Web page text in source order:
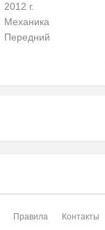
2012 г.
Механика
Передний
Правила Контакты